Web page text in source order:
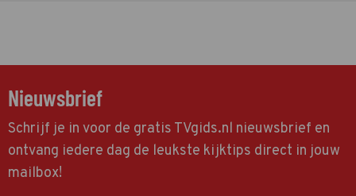
Nieuwsbrief
Schrijf je in voor de gratis TVgids.nl nieuwsbrief en
ontvang iedere dag de leukste kijktips direct in jouw
mailbox!